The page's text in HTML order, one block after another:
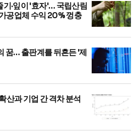
기·잎이 '효자'… 국립산림
공업체 수익 20% 껑충
꿈… 출판계를 뒤흔든 '제
산과 기업 간 격차 분석